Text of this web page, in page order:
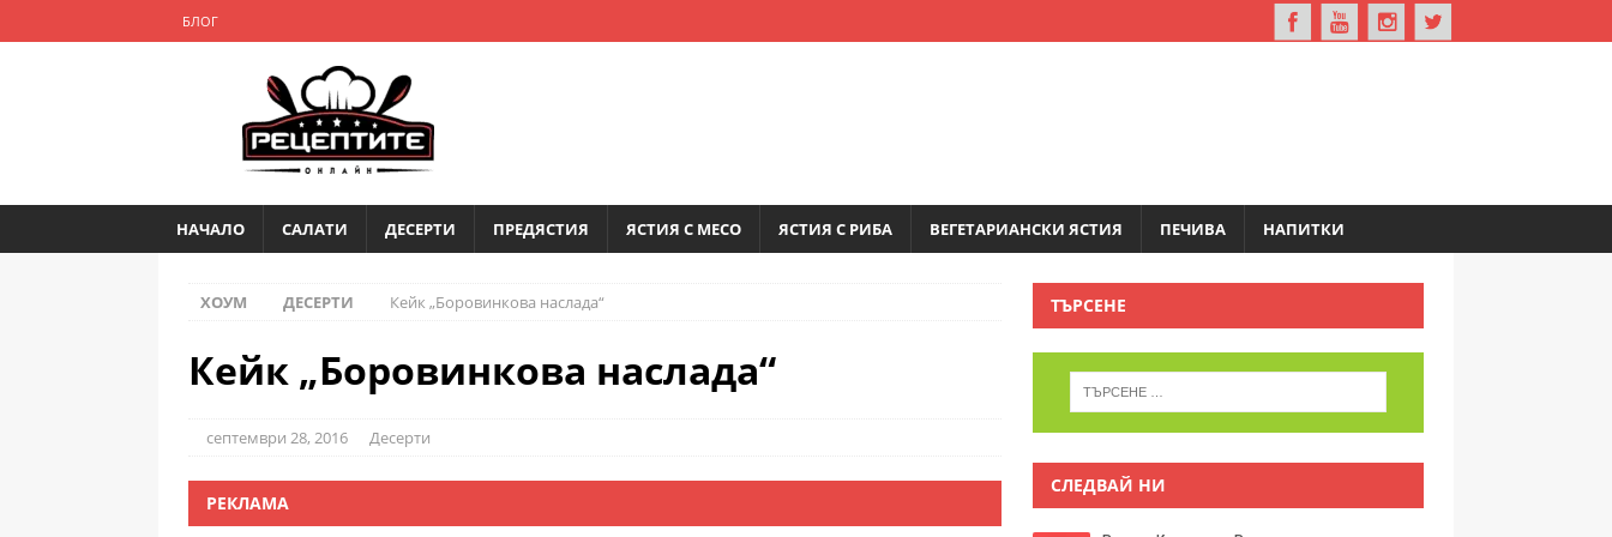
БЛОГ
НАЧАЛО САЛАТИ ДЕСЕРТИ ПРЕДЯСТИЯ ЯСТИЯ С МЕСО ЯСТИЯ С РИБА ВЕГЕТАРИАНСКИ ЯСТИЯ ПЕЧИВА НАПИТКИ
ХОУМ ДЕСЕРТИ Кейк „Боровинкова наслада“
Кейк „Боровинкова наслада“
септември 28, 2016 Десерти
РЕКЛАМА
ТЪРСЕНЕ
СЛЕДВАЙ НИ